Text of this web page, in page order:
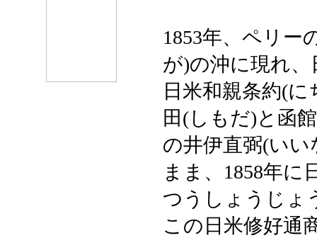
1853年、ペリー
が)の沖に現れ
日米和親条約(
田(しもだ)と函
の井伊直弼(い
まま、1858年に
つうしょうじょ
この日米修好通